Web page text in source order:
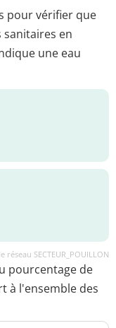
pour vérifier que
en
une eau
SECTEUR_POUILLON
pourcentage de
à l'ensemble des